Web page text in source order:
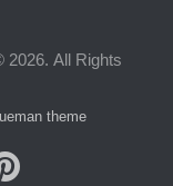
2026. All Rights
theme